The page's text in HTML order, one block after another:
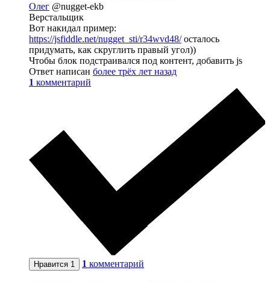
Олег @nugget-ekb
Верстальщик
Вот накидал пример:
https://jsfiddle.net/nugget_sti/r34wvd48/осталось
придумать, как скруглить правый угол))
Чтобы блок подстраивался под контент, добавить js
Ответ написан более трёх лет назад
1 комментарий
Нравится 1 1 комментарий